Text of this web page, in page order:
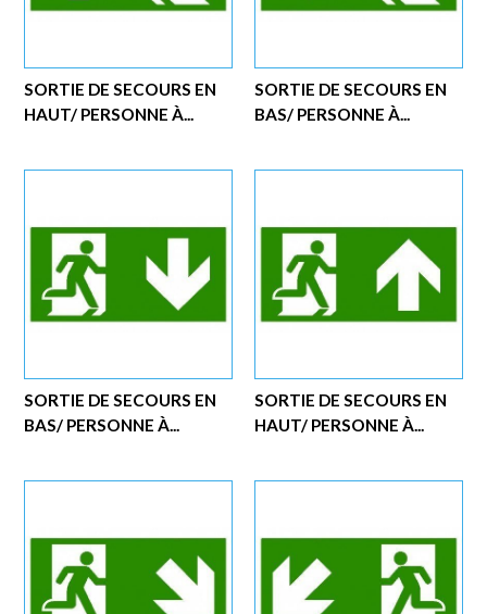
SORTIE DE SECOURS EN
BAS/ PERSONNE À...
SORTIE DE SECOURS EN
HAUT/ PERSONNE À...
SORTIE DE SECOURS EN
HAUT/ PERSONNE À...
SORTIE DE SECOURS EN
BAS/ PERSONNE À...